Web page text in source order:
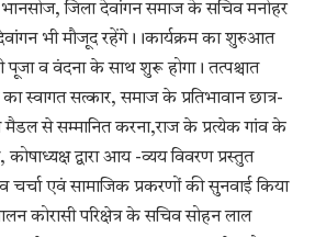
जिला देवांगन समाज के सचिव मनोहर
भी मौजूद रहेंगे।।कार्यक्रम का शुरुआत
पूजा व वंदना के साथ शुरू होगा। तत्पश्चात
का स्वागत सत्कार, समाज के प्रतिभावान छात्र-
मैडल से सम्मानित करना,राज के प्रत्येक गांव के
कोषाध्यक्ष द्वारा आय -व्यय विवरण प्रस्तुत
चर्चा एवं सामाजिक प्रकरणों की सुनवाई किया
कोरासी परिक्षेत्र के सचिव सोहन लाल